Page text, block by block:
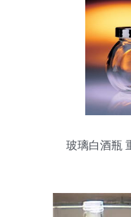
玻璃白酒瓶